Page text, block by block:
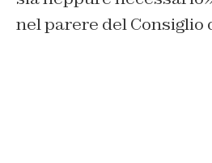
nel parere del Consiglio